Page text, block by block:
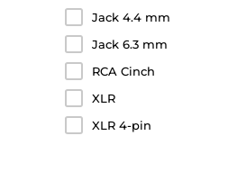
Jack 4.4 mm
Jack 6.3 mm
RCA Cinch
XLR
XLR 4-pin